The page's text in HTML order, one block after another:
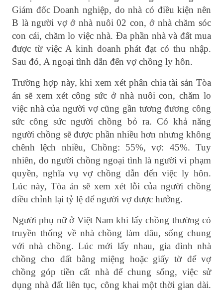
Giám đốc Doanh nghiệp, do nhà có điều kiện nên
B là người vợ ở nhà nuôi 02 con, ở nhà chăm sóc
con cái, chăm lo việc nhà. Đa phần nhà và đất mua
được từ việc A kinh doanh phát đạt có thu nhập.
Sau đó, A ngoại tình dẫn đến vợ chồng ly hôn.
Trường hợp này, khi xem xét phân chia tài sản Tòa
án sẽ xem xét công sức ở nhà nuôi con, chăm lo
việc nhà của người vợ cũng gần tương đương công
sức công sức người chồng bỏ ra. Có khả năng
người chồng sẽ được phần nhiều hơn nhưng không
chênh lệch nhiều, Chồng: 55%, vợ: 45%. Tuy
nhiên, do người chồng ngoại tình là người vi phạm
quyền, nghĩa vụ vợ chồng dẫn đến việc ly hôn.
Lúc này, Tòa án sẽ xem xét lỗi của người chồng
điều chỉnh lại tỷ lệ để người vợ được hưởng.
Người phụ nữ ở Việt Nam khi lấy chồng thường có
truyền thống về nhà chồng làm dâu, sống chung
với nhà chồng. Lúc mới lấy nhau, gia đình nhà
chồng cho đất bằng miệng hoặc giấy tờ để vợ
chồng góp tiền cất nhà để chung sống, việc sử
dụng nhà đất liên tục, công khai một thời gian dài.